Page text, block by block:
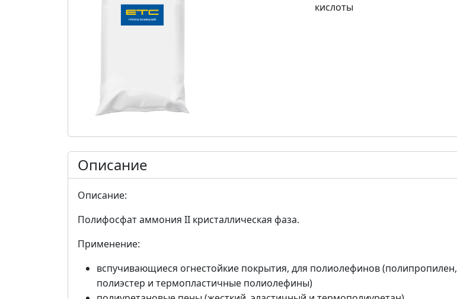
кислоты
Описание
Описание:
Полифосфат аммония II кристаллическая фаза.
Применение:
вспучивающиеся огнестойкие покрытия, для полиолефинов (полипропилен,
полиэстер и термопластичные полиолефины)